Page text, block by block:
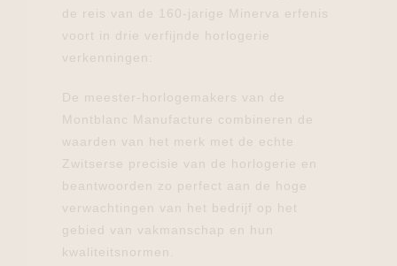
de reis van de 160-jarige Minerva erfenis
voort in drie verfijnde horlogerie
verkenningen:
De meester-horlogemakers van de
Montblanc Manufacture combineren de
waarden van het merk met de echte
Zwitserse precisie van de horlogerie en
beantwoorden zo perfect aan de hoge
verwachtingen van het bedrijf op het
gebied van vakmanschap en hun
kwaliteitsnormen.